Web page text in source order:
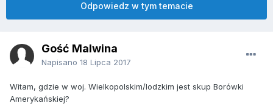
Odpowiedz w tym temacie
Gość Malwina
Napisano 18 Lipca 2017
Witam, gdzie w woj. Wielkopolskim/lodzkim jest skup Borówki
Amerykańskiej?